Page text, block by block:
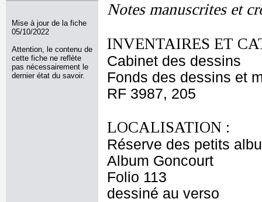
Mise à jour de la fiche
05/10/2022
Attention, le contenu de
cette fiche ne reflète
pas nécessairement le
dernier état du savoir.
Notes manuscrites et
INVENTAIRES ET
Cabinet des dessins
Fonds des dessins et
RF 3987, 205
LOCALISATION :
Réserve des petits
Album Goncourt
Folio 113
dessiné au verso